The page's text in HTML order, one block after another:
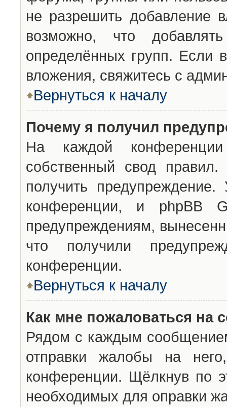
не разрешить добавление
возможно, что
определённых групп. Если
вложения, свяжитесь с
Вернуться к началу
Почему я получил
На каждой конференции
собственный свод
получить
конференции, и phpBB
предупреждениям,
что получили
конференции.
Вернуться к началу
Как мне пожаловаться на
Рядом с каждым
отправки жалобы на
конференции. Щёлкнув по
необходимых для оправки